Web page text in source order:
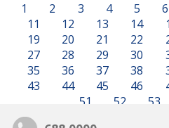
1 2 3 4 5 6
11
12 13 14
19
20 21 22
27
28 29 30
35
36 37 38
43
44 45 46
51
52 53